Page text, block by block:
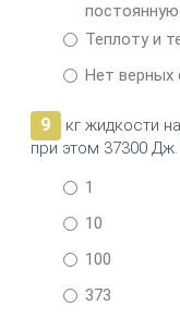
постоянную
Теплоту и
Нет верных
9
кг жидкости
при этом 37300
1
10
100
373